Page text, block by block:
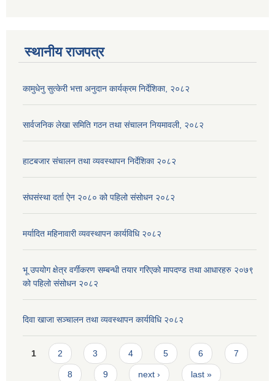
स्थानीय राजपत्र
कामुधेनु सुत्केरी भत्ता अनुदान कार्यक्रम निर्देशिका, २०८२
सार्वजनिक लेखा समिति गठन तथा संचालन नियमावली, २०८२
हाटबजार संचालन तथा व्यवस्थापन निर्देशिका २०८२
संघसंस्था दर्ता ऐन २०८० को पहिलो संसोधन २०८२
मर्यादित महिनावारी व्यवस्थापन कार्यविधि २०८२
भू उपयोग क्षेत्र वर्गीकरण सम्बन्धी तयार गरिएको मापदण्ड तथा आधारहरु २०७९
को पहिलो संसोधन २०८२
दिवा खाजा सञ्चालन तथा व्यवस्थापन कार्यविधि २०८२
Pages
1 2 3 4 5 6 7
8 9 next › last »